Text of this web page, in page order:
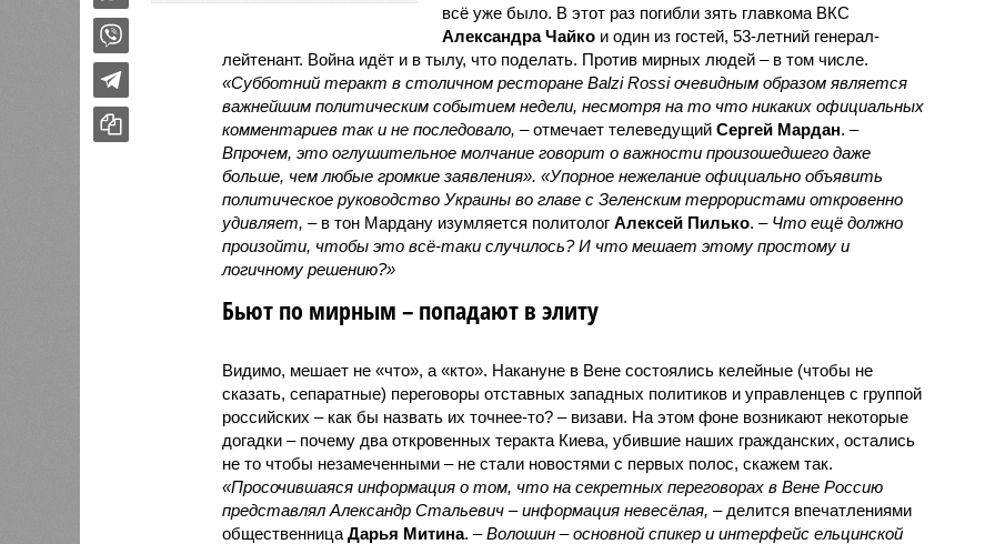
всё уже было. В этот раз погибли зять главкома ВКС
Александра Чайкои один из гостей, 53-летний генерал-
лейтенант. Война идёт и в тылу, что поделать. Против мирных людей – в том числе.
«Субботний теракт в столичном ресторане Balzi Rossi очевидным образом является
важнейшим политическим событием недели, несмотря на то что никаких официальных
комментариев так и не последовало, – отмечает телеведущий Сергей Мардан. –
Впрочем, это оглушительное молчание говорит о важности произошедшего даже
больше, чем любые громкие заявления». «Упорное нежелание официально объявить
политическое руководство Украины во главе с Зеленским террористами откровенно
удивляет, – в тон Мардану изумляется политолог Алексей Пилько. – Что ещё должно
произойти, чтобы это всё-таки случилось? И что мешает этому простому и
логичному решению?»
Бьют по мирным – попадают в элиту
Видимо, мешает не «что», а «кто». Накануне в Вене состоялись келейные (чтобы не
сказать, сепаратные) переговоры отставных западных политиков и управленцев с группой
российских – как бы назвать их точнее-то? – визави. На этом фоне возникают некоторые
догадки – почему два откровенных теракта Киева, убившие наших гражданских, остались
не то чтобы незамеченными – не стали новостями с первых полос, скажем так.
«Просочившаяся информация о том, что на секретных переговорах в Вене Россию
представлял Александр Стальевич – информация невесёлая, – делится впечатлениями
общественница Дарья Митина. –Волошин – основной спикер и интерфейс ельцинской